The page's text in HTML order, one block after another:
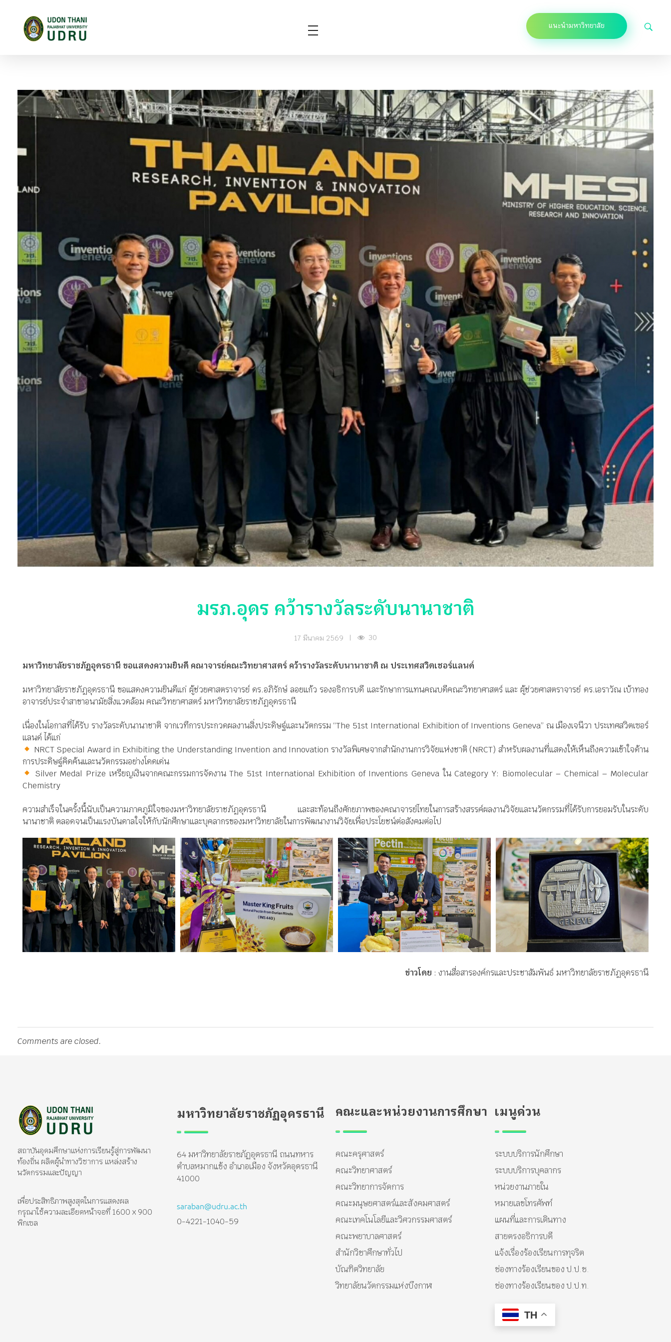
แนะนำมหาวิทยาลัย
มรภ.อุดร คว้ารางวัลระดับนานาชาติ
17 มีนาคม 2569 | 30
มหาวิทยาลัยราชภัฏอุดรธานี ขอแสดงความยินดี คณาจารย์คณะวิทยาศาสตร์ คว้ารางวัลระดับนานาชาติ ณ ประเทศสวิตเซอร์แลนด์
มหาวิทยาลัยราชภัฏอุดรธานี ขอแสดงความยินดีแก่ ผู้ช่วยศาสตราจารย์ ดร.อภิรักษ์ ลอยแก้ว รองอธิการบดี และรักษาการแทนคณบดีคณะวิทยาศาสตร์ และ ผู้ช่วยศาสตราจารย์ ดร.เอราวัณ เบ้าทอง
อาจารย์ประจำสาขาอนามัยสิ่งแวดล้อม คณะวิทยาศาสตร์ มหาวิทยาลัยราชภัฏอุดรธานี
เนื่องในโอกาสที่ได้รับ รางวัลระดับนานาชาติ จากเวทีการประกวดผลงานสิ่งประดิษฐ์และนวัตกรรม “The 51st International Exhibition of Inventions Geneva” ณ เมืองเจนีวา ประเทศสวิตเซอร์
แลนด์ ได้แก่
NRCT Special Award in Exhibiting the Understanding Invention and Innovation รางวัลพิเศษจากสำนักงานการวิจัยแห่งชาติ (NRCT) สำหรับผลงานที่แสดงให้เห็นถึงความเข้าใจด้าน
การประดิษฐ์คิดค้นและนวัตกรรมอย่างโดดเด่น
Silver Medal Prize เหรียญเงินจากคณะกรรมการจัดงาน The 51st International Exhibition of Inventions Geneva ใน Category Y: Biomolecular – Chemical – Molecular
Chemistry
ความสำเร็จในครั้งนี้นับเป็นความภาคภูมิใจของมหาวิทยาลัยราชภัฏอุดรธานี และสะท้อนถึงศักยภาพของคณาจารย์ไทยในการสร้างสรรค์ผลงานวิจัยและนวัตกรรมที่ได้รับการยอมรับในระดับ
นานาชาติ ตลอดจนเป็นแรงบันดาลใจให้กับนักศึกษาและบุคลากรของมหาวิทยาลัยในการพัฒนางานวิจัยเพื่อประโยชน์ต่อสังคมต่อไป
ข่าวโดย : งานสื่อสารองค์กรและประชาสัมพันธ์ มหาวิทยาลัยราชภัฏอุดรธานี
Comments are closed.
สถาบันอุดมศึกษาแห่งการเรียนรู้สู่การพัฒนา
ท้องถิ่น ผลิตผู้นำทางวิชาการ แหล่งสร้าง
นวัตกรรมและปัญญา
เพื่อประสิทธิภาพสูงสุดในการแสดงผล
กรุณาใช้ความละเอียดหน้าจอที่ 1600 x 900
พิกเซล
มหาวิทยาลัยราชภัฏอุดรธานี
64 มหาวิทยาลัยราชภัฏอุดรธานี ถนนทหาร
ตำบลหมากแข้ง อำเภอเมือง จังหวัดอุดรธานี
41000
saraban@udru.ac.th
0-4221-1040-59
คณะและหน่วยงานการศึกษา
คณะครุศาสตร์
คณะวิทยาศาสตร์
คณะวิทยาการจัดการ
คณะมนุษยศาสตร์และสังคมศาสตร์
คณะเทคโนโลยีและวิศวกรรมศาสตร์
คณะพยาบาลศาสตร์
สำนักวิชาศึกษาทั่วไป
บัณฑิตวิทยาลัย
วิทยาลัยนวัตกรรมแห่งบึงกาฬ
เมนูด่วน
ระบบบริการนักศึกษา
ระบบบริการบุคลากร
หน่วยงานภายใน
หมายเลขโทรศัพท์
แผนที่และการเดินทาง
สายตรงอธิการบดี
แจ้งเรื่องร้องเรียนการทุจริต
ช่องทางร้องเรียนของ ป.ป.ช.
ช่องทางร้องเรียนของ ป.ป.ท.
TH